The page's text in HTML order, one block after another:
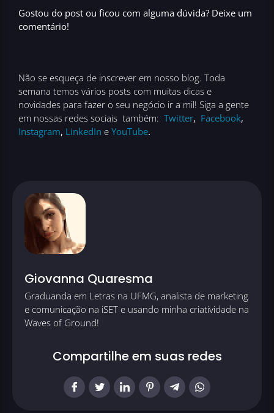
Gostou do post ou ficou com alguma dúvida? Deixe um
comentário!
Não se esqueça de inscrever em nosso blog. Toda
semana temos vários posts com muitas dicas e
novidades para fazer o seu negócio ir a mil! Siga a gente
em nossas redes sociais também: Twitter, Facebook,
Instagram, LinkedIn e YouTube.
Giovanna Quaresma
Graduanda em Letras na UFMG, analista de marketing
e comunicação na iSET e usando minha criatividade na
Waves of Ground!
Compartilhe em suas redes